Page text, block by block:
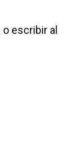
escribir al